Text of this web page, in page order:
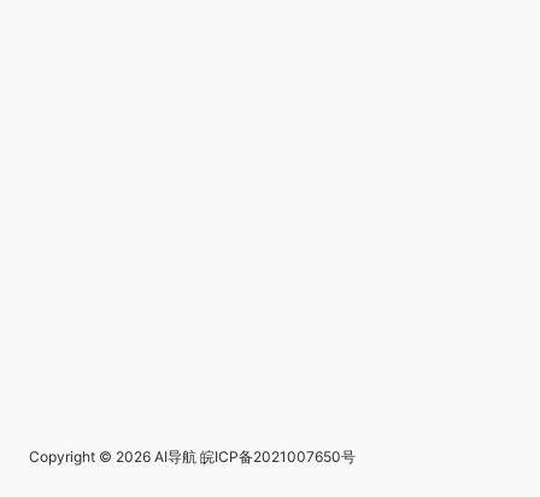
Copyright © 2026 AI导航 皖ICP备2021007650号